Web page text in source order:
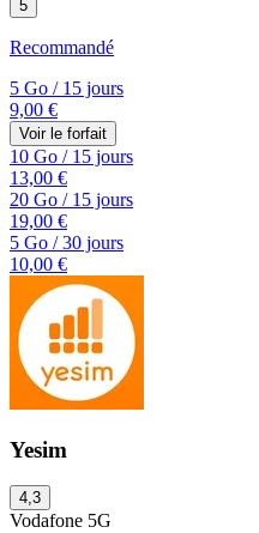
5
Recommandé
5 Go /15 jours
9,00 €
Voir le forfait
10 Go /15 jours
13,00 €
20 Go /15 jours
19,00 €
5 Go /30 jours
10,00 €
Yesim
4,3
Vodafone 5G